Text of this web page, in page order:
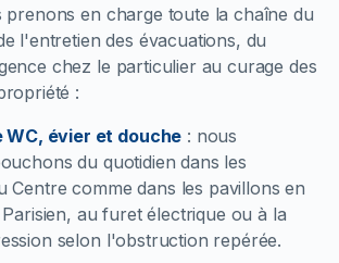
prenons en charge toute la chaîne du
l'entretien des évacuations, du
chez le particulier au curage des
:
WC, évier et douche : nous
du quotidien dans les
Centre comme dans les pavillons en
au furet électrique ou à la
selon l'obstruction repérée.